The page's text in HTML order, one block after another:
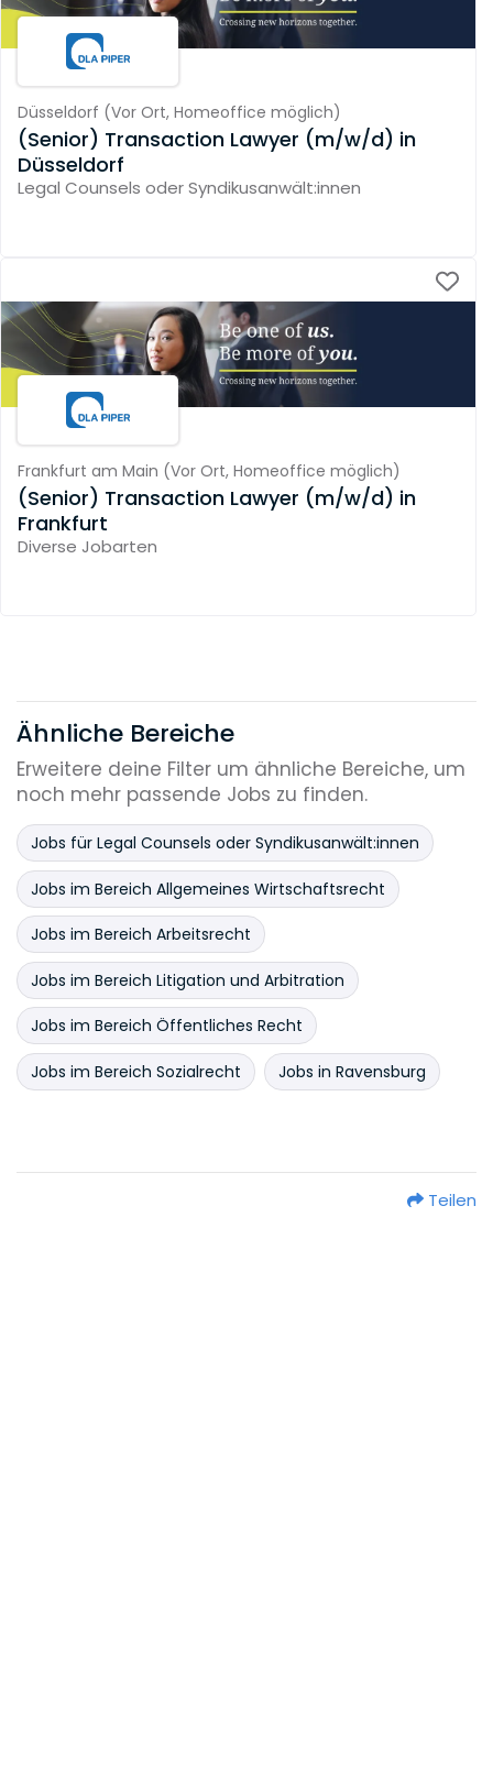
Düsseldorf (Vor Ort, Homeoffice möglich)
(Senior) Transaction Lawyer (m/w/d) in
Düsseldorf
Legal Counsels oder Syndikusanwält:innen
Frankfurt am Main (Vor Ort, Homeoffice möglich)
(Senior) Transaction Lawyer (m/w/d) in
Frankfurt
Diverse Jobarten
Ähnliche Bereiche
Erweitere deine Filter um ähnliche Bereiche, um
noch mehr passende Jobs zu finden.
Jobs für Legal Counsels oder Syndikusanwält:innen
Jobs im Bereich Allgemeines Wirtschaftsrecht
Jobs im Bereich Arbeitsrecht
Jobs im Bereich Litigation und Arbitration
Jobs im Bereich Öffentliches Recht
Jobs im Bereich Sozialrecht Jobs in Ravensburg
Teilen